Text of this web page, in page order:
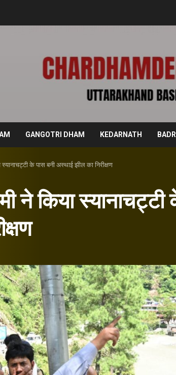
GANGOTRI DHAM KEDARNATH
के पास बनी अस्थाई झील का निरीक्षण
ने किया